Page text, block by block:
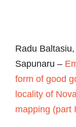
Radu
Sapunaru –
form of good
locality of
mapping (part